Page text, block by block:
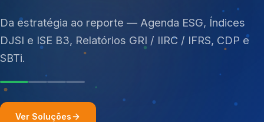
resíduos sólidos (PGRS/PMGRS).
Ver Soluções